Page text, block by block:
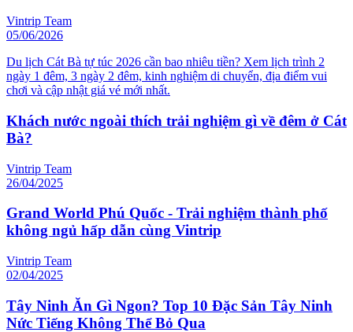
Vintrip Team
05/06/2026
Du lịch Cát Bà tự túc 2026 cần bao nhiêu tiền? Xem lịch trình 2
ngày 1 đêm, 3 ngày 2 đêm, kinh nghiệm di chuyển, địa điểm vui
chơi và cập nhật giá vé mới nhất.
Khách nước ngoài thích trải nghiệm gì về đêm ở Cát
Bà?
Vintrip Team
26/04/2025
Grand World Phú Quốc - Trải nghiệm thành phố
không ngủ hấp dẫn cùng Vintrip
Vintrip Team
02/04/2025
Tây Ninh Ăn Gì Ngon? Top 10 Đặc Sản Tây Ninh
Nức Tiếng Không Thể Bỏ Qua